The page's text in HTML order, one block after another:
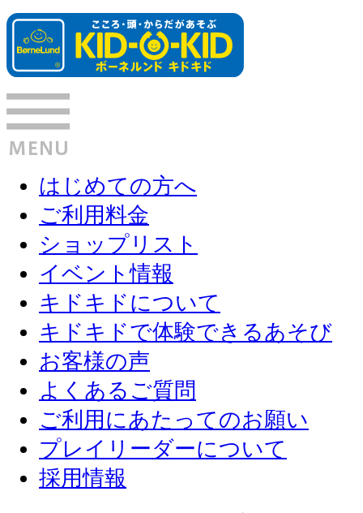
はじめての方へ
ご利用料金
ショップリスト
イベント情報
キドキドについて
キドキドで体験できるあそび
お客様の声
よくあるご質問
ご利用にあたってのお願い
プレイリーダーについて
採用情報